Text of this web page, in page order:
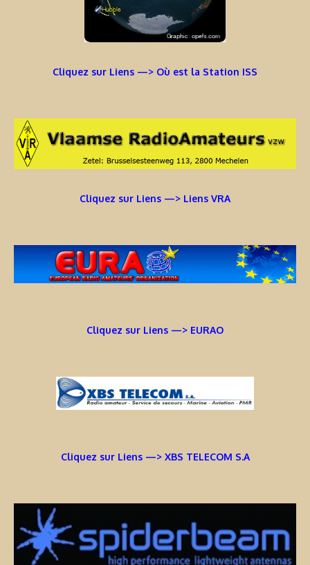
Cliquez sur Liens —> Où est la Station ISS
Cliquez sur Liens —> Liens VRA
Cliquez sur Liens —> EURAO
Cliquez sur Liens —> XBS TELECOM S.A